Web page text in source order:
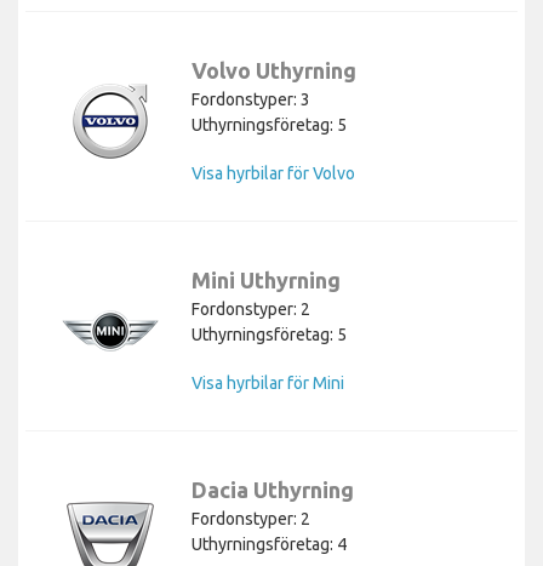
Volvo Uthyrning
Fordonstyper: 3
Uthyrningsföretag: 5
Visa hyrbilar för Volvo
Mini Uthyrning
Fordonstyper: 2
Uthyrningsföretag: 5
Visa hyrbilar för Mini
Dacia Uthyrning
Fordonstyper: 2
Uthyrningsföretag: 4